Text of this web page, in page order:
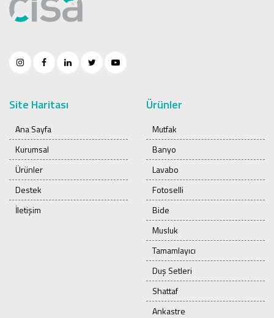
Site Haritası
Ana Sayfa
Kurumsal
Ürünler
Destek
İletişim
Ürünler
Mutfak
Banyo
Lavabo
Fotoselli
Bide
Musluk
Tamamlayıcı
Duş Setleri
Shattaf
Ankastre